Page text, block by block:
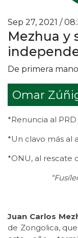
Sep 27, 2021 /
Mezhua y
De primera
Omar
*Renuncia al
*Un clavo más al
*ONU, al rescate
Juan Carlos
de Zongolica,